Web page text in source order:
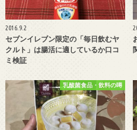
2016.9.2
セブンイレブン限定の「毎日飲むヤ
クルト」は腸活に適しているか口コ
ミ検証
乳酸菌食品・飲料の噂